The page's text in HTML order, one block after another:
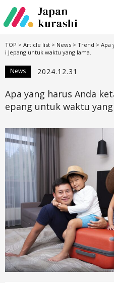
TOP > Article list > News > Trend > Apa
i Jepang untuk waktu yang lama.
News 2024.12.31
Apa yang harus Anda
epang untuk waktu